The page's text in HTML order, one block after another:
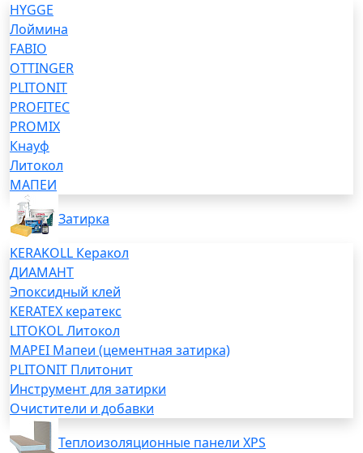
HYGGE
Лоймина
FABIO
OTTINGER
PLITONIT
PROFITEC
PROMIX
Кнауф
Литокол
МАПЕИ
Затирка
KERAKOLL Керакол
ДИАМАНТ
Эпоксидный клей
KERATEX кератекс
LITOKOL Литокол
MAPEI Мапеи (цементная затирка)
PLITONIT Плитонит
Инструмент для затирки
Очистители и добавки
Теплоизоляционные панели XPS